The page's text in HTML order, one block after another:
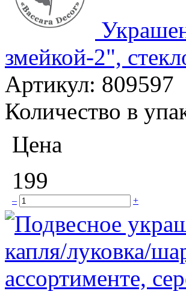
змейкой-2",
Артикул: 809597
Количество в
Цена
199
– +